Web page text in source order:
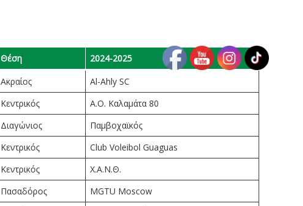
Θέση
2024-2025
Ακραίος
Al-Ahly SC
Κεντρικός
Α.Ο. Καλαμάτα 80
Διαγώνιος
Παμβοχαϊκός
Κεντρικός
Club Voleibol Guaguas
Κεντρικός
Χ.Α.Ν.Θ.
Πασαδόρος
MGTU Moscow